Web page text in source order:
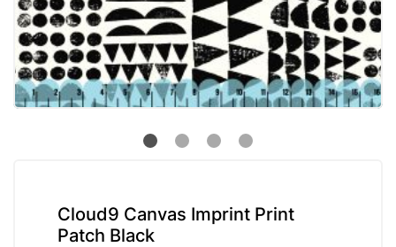
Cloud9 Canvas Imprint Print
Patch Black